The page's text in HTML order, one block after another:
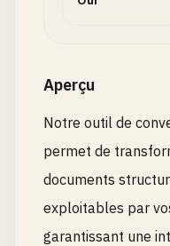
Aperçu
Notre outil de
permet de
documents
exploitables par
garantissant une